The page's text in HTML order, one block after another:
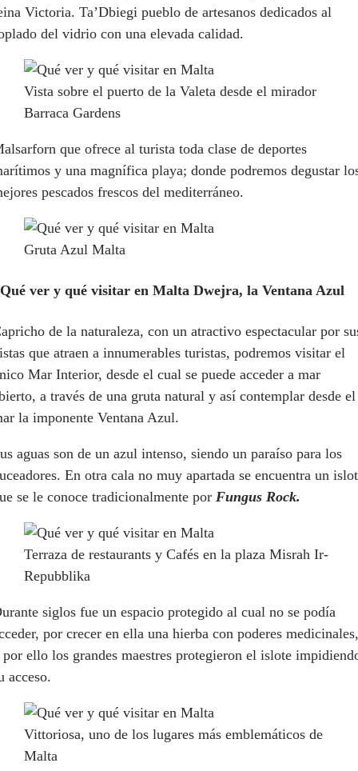
Victoria. Ta’Dbiegi pueblo de artesanos dedicados al
del vidrio con una elevada calidad.
Vista sobre el puerto de la Valeta desde el mirador
Barraca Gardens
que ofrece al turista toda clase de deportes
y una magnífica playa; donde podremos degustar
pescados frescos del mediterráneo.
Gruta Azul Malta
ver y qué visitar en Malta Dwejra, la Ventana Azul
de la naturaleza, con un atractivo espectacular por
que atraen a innumerables turistas, podremos visitar el
Mar Interior, desde el cual se puede acceder a mar
a través de una gruta natural y así contemplar desde el
la imponente Ventana Azul.
aguas son de un azul intenso, siendo un paraíso para los
En otra cala no muy apartada se encuentra un
se le conoce tradicionalmente por Fungus Rock.
Terraza de restaurants y Cafés en la plaza Misrah Ir-
Repubblika
siglos fue un espacio protegido al cual no se podía
por crecer en ella una hierba con poderes medicinales,
ello los grandes maestres protegieron el islote
acceso.
Vittoriosa, uno de los lugares más emblemáticos de
Malta